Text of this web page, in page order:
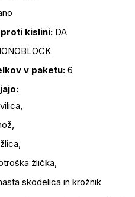
kislini: DA
v paketu: 6
žlička,
skodelica in krožnik